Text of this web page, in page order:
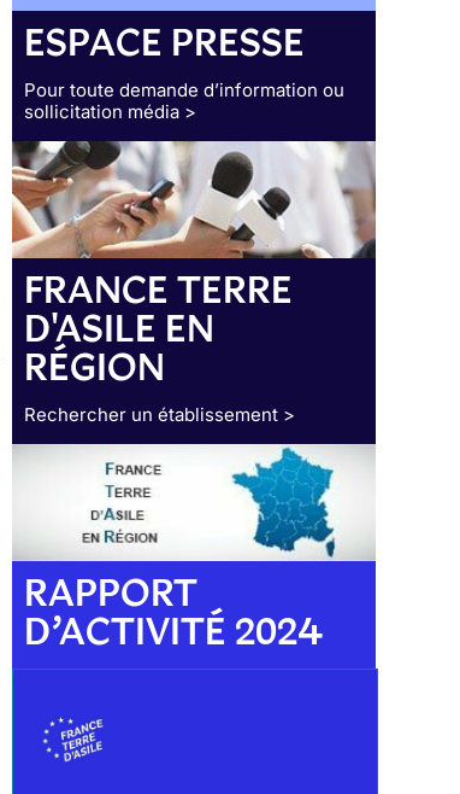
ESPACE PRESSE
Pour toute demande d’information ou
sollicitation média >
FRANCE TERRE
D'ASILE EN
RÉGION
Rechercher un établissement >
RAPPORT
D’ACTIVITÉ 2024